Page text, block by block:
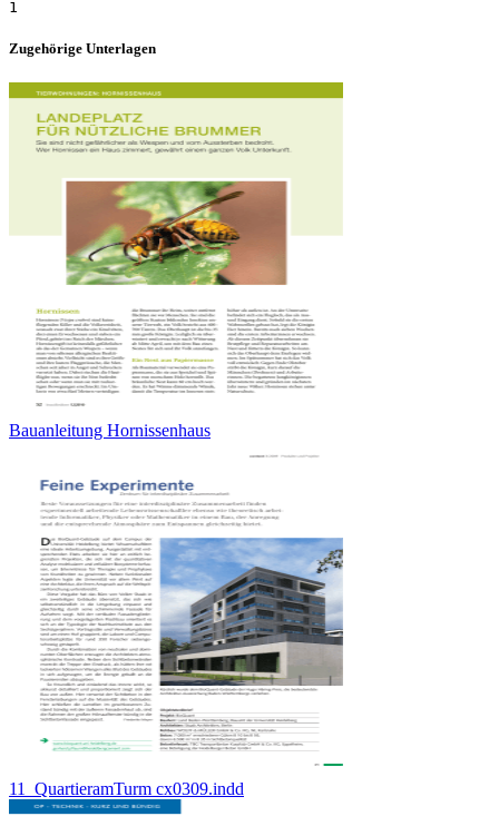
Zugehörige Unterlagen
Bauanleitung Hornissenhaus
11_QuartieramTurm cx0309.indd